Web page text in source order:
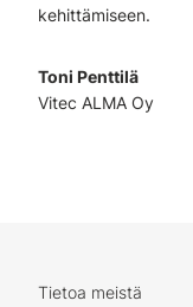
kehittämiseen.
Toni Penttilä
Vitec ALMA Oy
Tietoa meistä